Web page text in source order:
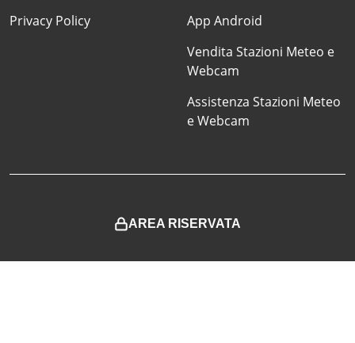
Privacy Policy
App Android
Vendita Stazioni Meteo e
Webcam
Assistenza Stazioni Meteo
e Webcam
AREA RISERVATA